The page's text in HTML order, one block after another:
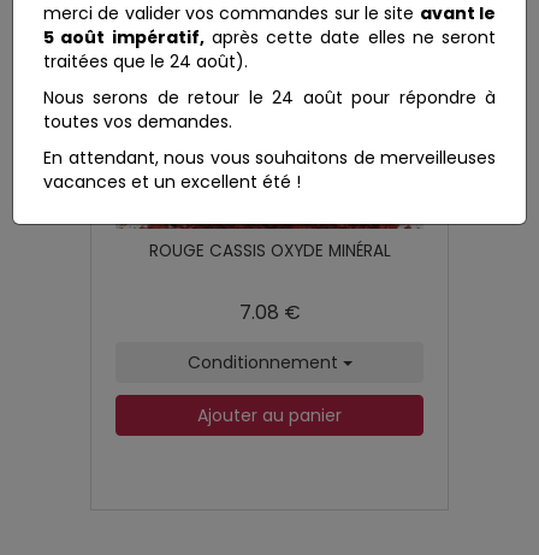
ROUGE CASSIS OXYDE MINÉRAL
7.08 €
Conditionnement
Ajouter au panier
merci de valider vos commandes sur le site avant le
5 août impératif,après cette date elles ne seront
traitées que le 24 août).
Nous serons de retour le 24 août pour répondre à
toutes vos demandes.
En attendant, nous vous souhaitons de merveilleuses
vacances et un excellent été !